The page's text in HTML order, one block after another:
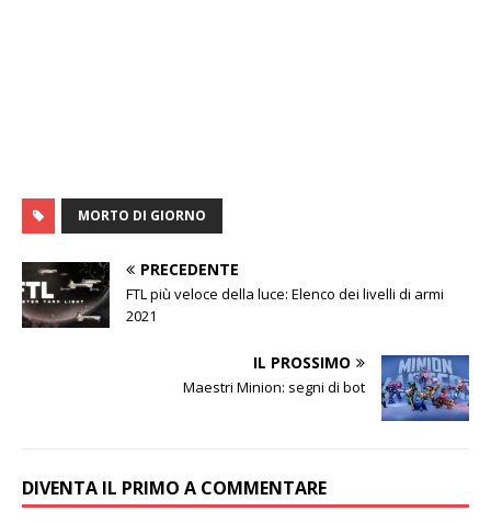
MORTO DI GIORNO
PRECEDENTE
FTL più veloce della luce: Elenco dei livelli di armi
2021
IL PROSSIMO
Maestri Minion: segni di bot
DIVENTA IL PRIMO A COMMENTARE